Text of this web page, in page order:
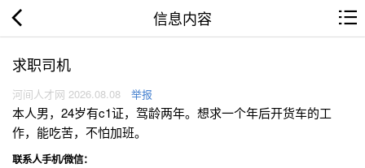
信息内容
求职司机
河间人才网 2026.08.08 举报
本人男，24岁有c1证，驾龄两年。想求一个年后开货车的工
作，能吃苦，不怕加班。
联系人手机/微信：